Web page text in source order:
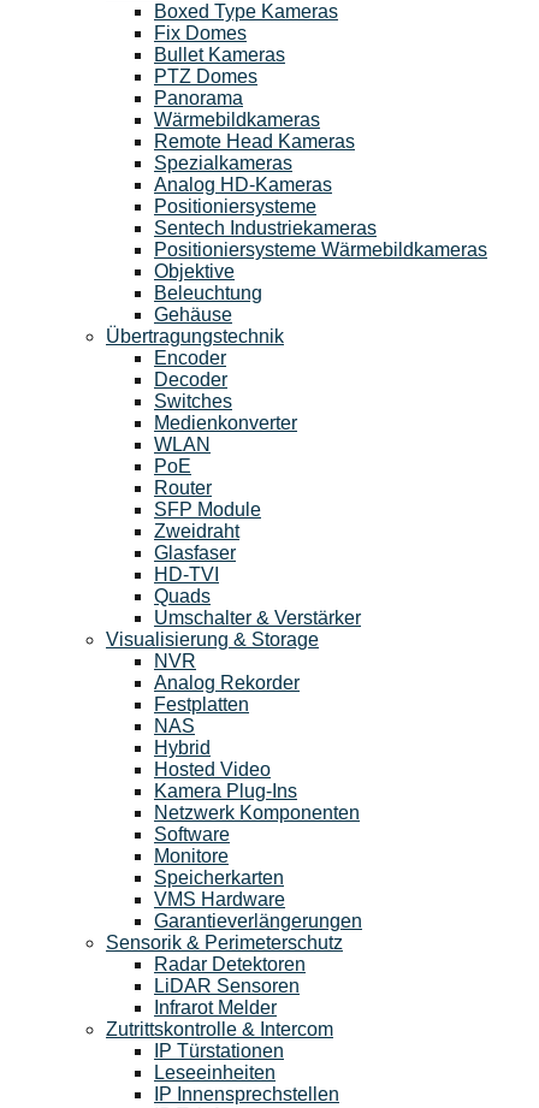
Boxed Type Kameras
Fix Domes
Bullet Kameras
PTZ Domes
Panorama
Wärmebildkameras
Remote Head Kameras
Spezialkameras
Analog HD-Kameras
Positioniersysteme
Sentech Industriekameras
Positioniersysteme Wärmebildkameras
Objektive
Beleuchtung
Gehäuse
Übertragungstechnik
Encoder
Decoder
Switches
Medienkonverter
WLAN
PoE
Router
SFP Module
Zweidraht
Glasfaser
HD-TVI
Quads
Umschalter & Verstärker
Visualisierung & Storage
NVR
Analog Rekorder
Festplatten
NAS
Hybrid
Hosted Video
Kamera Plug-Ins
Netzwerk Komponenten
Software
Monitore
Speicherkarten
VMS Hardware
Garantieverlängerungen
Sensorik & Perimeterschutz
Radar Detektoren
LiDAR Sensoren
Infrarot Melder
Zutrittskontrolle & Intercom
IP Türstationen
Leseeinheiten
IP Innensprechstellen